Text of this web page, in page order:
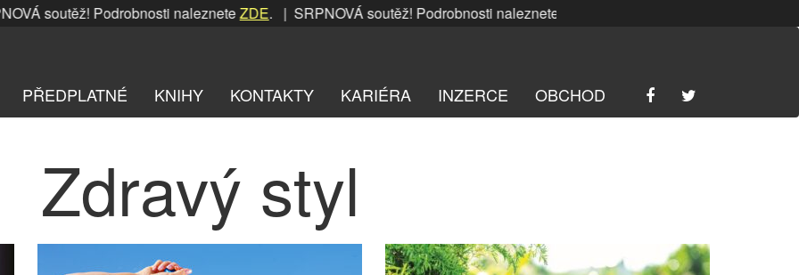
Podrobnosti nalezneteZDE. | SRPNOVÁ soutěž! Podrobnosti nalezneteZDE. | SRPNOVÁ soutěž! Podrobnosti
PŘEDPLATNÉ KNIHY KONTAKTY KARIÉRA INZERCE OBCHOD
Zdravý styl